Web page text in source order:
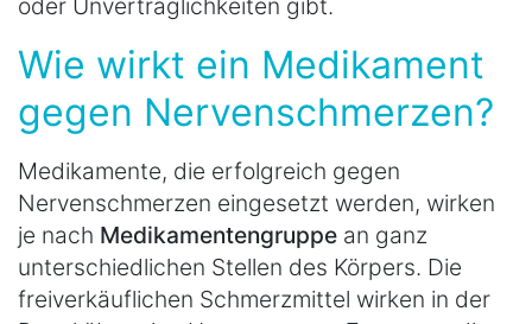
oder Unverträglichkeiten gibt.
Wie wirkt ein Medikament
gegen Nervenschmerzen?
Medikamente, die erfolgreich gegen
Nervenschmerzen eingesetzt werden, wirken
je nach Medikamentengruppe an ganz
unterschiedlichen Stellen des Körpers. Die
freiverkäuflichen Schmerzmittel wirken in der